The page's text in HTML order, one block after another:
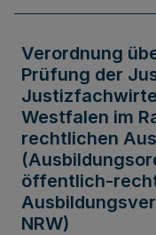
Verordnung
Prüfung der
Westfalen im
rechtlichen
öffentlich-
NRW)